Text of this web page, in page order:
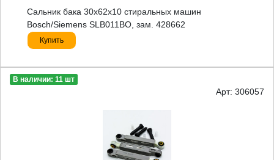
Сальник бака 30x62x10 стиральных машин
Bosch/Siemens SLB011BO, зам. 428662
Купить
В наличии: 11 шт
Арт: 306057